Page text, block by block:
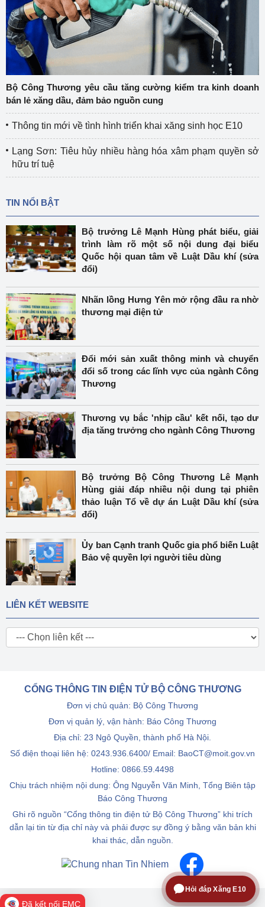
Bộ Công Thương yêu cầu tăng cường kiểm tra kinh doanh
bán lẻ xăng dầu, đảm bảo nguồn cung
Thông tin mới về tình hình triển khai xăng sinh học E10
Lạng Sơn: Tiêu hủy nhiều hàng hóa xâm phạm quyền sở
hữu trí tuệ
TIN NỔI BẬT
Bộ trưởng Lê Mạnh Hùng phát biểu, giải
trình làm rõ một số nội dung đại biểu
Quốc hội quan tâm về Luật Dầu khí (sửa
đổi)
Nhãn lồng Hưng Yên mở rộng đầu ra nhờ
thương mại điện tử
Đổi mới sản xuất thông minh và chuyển
đổi số trong các lĩnh vực của ngành Công
Thương
Thương vụ bắc 'nhịp cầu' kết nối, tạo dư
địa tăng trưởng cho ngành Công Thương
Bộ trưởng Bộ Công Thương Lê Mạnh
Hùng giải đáp nhiều nội dung tại phiên
thảo luận Tổ về dự án Luật Dầu khí (sửa
đổi)
Ủy ban Cạnh tranh Quốc gia phổ biến Luật
Bảo vệ quyền lợi người tiêu dùng
LIÊN KẾT WEBSITE
CỔNG THÔNG TIN ĐIỆN TỬ BỘ CÔNG THƯƠNG
Đơn vị chủ quản: Bộ Công Thương
Đơn vị quản lý, vận hành: Báo Công Thương
Địa chỉ: 23 Ngô Quyền, thành phố Hà Nội.
Số điện thoại liên hệ: 0243.936.6400/ Email: BaoCT@moit.gov.vn
Hotline: 0866.59.4498
Chịu trách nhiệm nội dung: Ông Nguyễn Văn Minh, Tổng Biên tập
Báo Công Thương
Ghi rõ nguồn “Cổng thông tin điện tử Bộ Công Thương” khi trích
dẫn lại tin từ địa chỉ này và phải được sự đồng ý bằng văn bản khi
khai thác, dẫn nguồn.
Hỏi đáp Xăng E10
Đã kết nối EMC